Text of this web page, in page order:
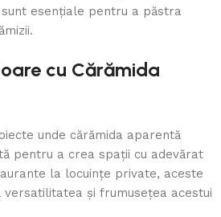
esențiale pentru a păstra
cu Cărămida
unde cărămida aparentă
pentru a crea spații cu adevărat
la locuințe private, aceste
și frumusețea acestui